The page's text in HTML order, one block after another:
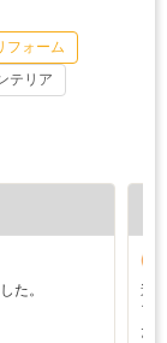
フォーム
テリア
た。
途
ア
た